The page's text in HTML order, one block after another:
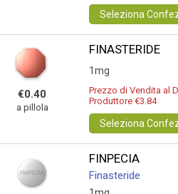
Seleziona
€0.40
a pillola
FINASTERIDE
1mg
Prezzo di Vendita al
Produttore €3.84
Seleziona
FINPECIA
Finasteride